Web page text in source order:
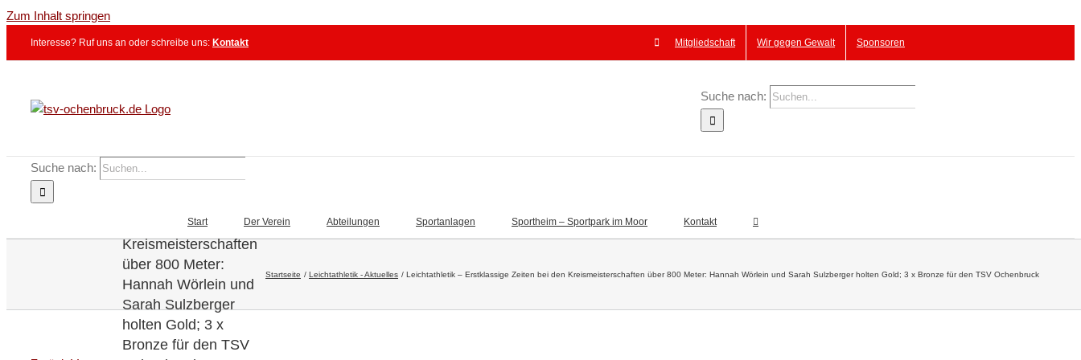
Zum Inhalt springen
Interesse? Ruf uns an oder schreibe uns: Kontakt Mitgliedschaft Wir gegen Gewalt Sponsoren
Suche nach:
Suche nach:
Start Der Verein Abteilungen Sportanlagen Sportheim – Sportpark im Moor Kontakt
Leichtathletik –
Kreismeisterschaften
über 800 Meter:
Hannah Wörlein und
Sarah Sulzberger
holten Gold; 3 x
Bronze für den TSV
Startseite Leichtathletik - Aktuelles Leichtathletik – Erstklassige Zeiten bei den Kreismeisterschaften über 800 Meter: Hannah Wörlein und Sarah Sulzberger holten Gold; 3 x Bronze für den TSV Ochenbruck